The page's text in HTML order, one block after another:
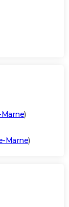
Marne)
Marne)